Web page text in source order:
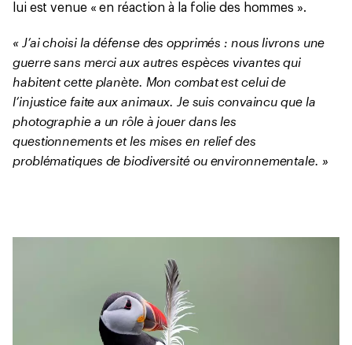
lui est venue « en réaction à la folie des hommes ».
« J’ai choisi la défense des opprimés : nous livrons une
guerre sans merci aux autres espèces vivantes qui
habitent cette planète. Mon combat est celui de
l’injustice faite aux animaux. Je suis convaincu que la
photographie a un rôle à jouer dans les
questionnements et les mises en relief des
problématiques de biodiversité ou environnementale. »